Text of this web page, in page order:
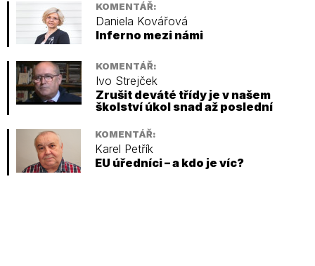
KOMENTÁŘ:
Daniela Kovářová
Inferno mezi námi
KOMENTÁŘ:
Ivo Strejček
Zrušit deváté třídy je v našem
školství úkol snad až poslední
KOMENTÁŘ:
Karel Petřík
EU úředníci – a kdo je víc?